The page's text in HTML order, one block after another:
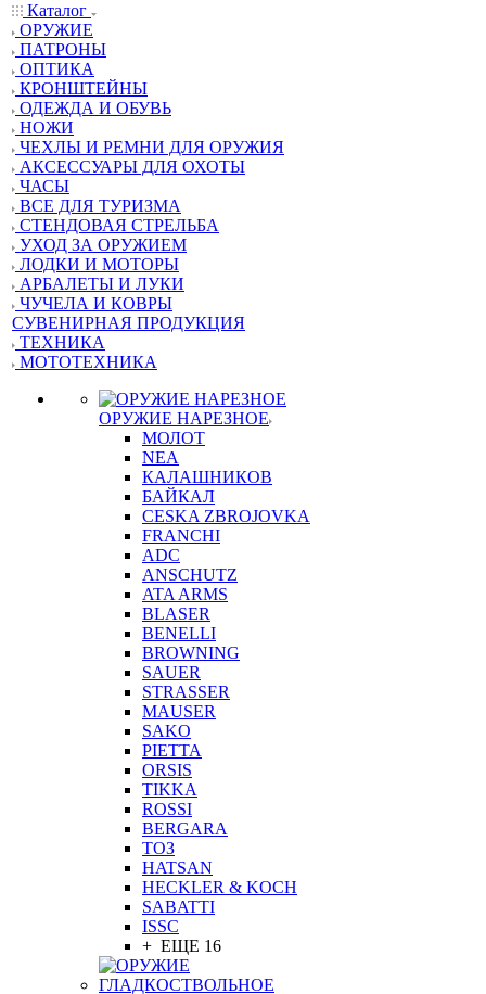
Каталог
ОРУЖИЕ
ПАТРОНЫ
ОПТИКА
КРОНШТЕЙНЫ
ОДЕЖДА И ОБУВЬ
НОЖИ
ЧЕХЛЫ И РЕМНИ ДЛЯ ОРУЖИЯ
АКСЕССУАРЫ ДЛЯ ОХОТЫ
ЧАСЫ
ВСЕ ДЛЯ ТУРИЗМА
СТЕНДОВАЯ СТРЕЛЬБА
УХОД ЗА ОРУЖИЕМ
ЛОДКИ И МОТОРЫ
АРБАЛЕТЫ И ЛУКИ
ЧУЧЕЛА И КОВРЫ
СУВЕНИРНАЯ ПРОДУКЦИЯ
ТЕХНИКА
МОТОТЕХНИКА
ОРУЖИЕ НАРЕЗНОЕ
МОЛОТ
NEA
КАЛАШНИКОВ
БАЙКАЛ
CESKA ZBROJOVKA
FRANCHI
ADC
ANSCHUTZ
ATA ARMS
BLASER
BENELLI
BROWNING
SAUER
STRASSER
MAUSER
SAKO
PIETTA
ORSIS
TIKKA
ROSSI
BERGARA
ТОЗ
HATSAN
HECKLER & KOCH
SABATTI
ISSC
+ ЕЩЕ 16